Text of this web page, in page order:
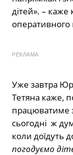
дітей». – каже
оперативного
РЕКЛАМА
Уже завтра
Тетяна каже,
працюватиме
сьогодні ж
коли доїдуть
погодуємо